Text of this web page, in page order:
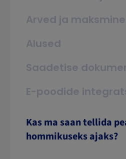
Arved ja maksmine
Alused
Saadetise
E-poodide
Kas ma saan tellida
hommikuseks ajaks?